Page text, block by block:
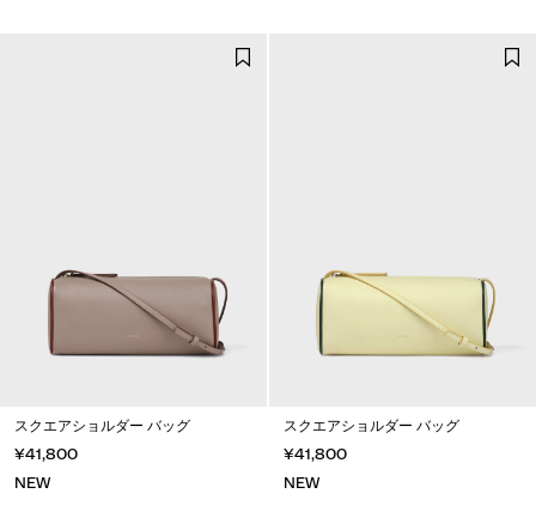
スクエアショルダー バッグ
¥41,800
NEW
スクエアショルダー バッグ
¥41,800
NEW